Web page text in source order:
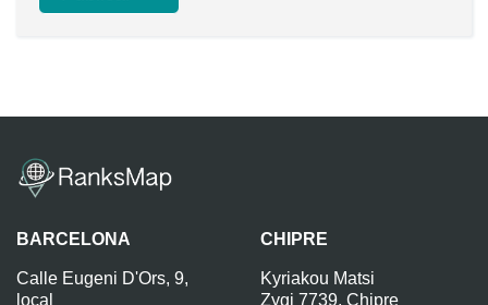
BARCELONA
Calle Eugeni D'Ors, 9,
local
CHIPRE
Kyriakou Matsi
Zygi 7739, Chipre